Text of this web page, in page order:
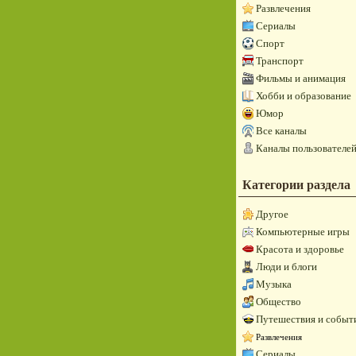
Развлечения
Сериалы
Спорт
Транспорт
Фильмы и анимация
Хобби и образование
Юмор
Все каналы
Каналы пользователей
Категории раздела
Другое
Компьютерные игры
Красота и здоровье
Люди и блоги
Музыка
Общество
Путешествия и
Развлечения